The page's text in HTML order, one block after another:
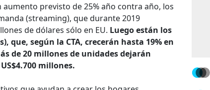
previsto de 25% año contra año, los
(streaming), que durante 2019
de dólares sólo en EU. Luego están los
que, según la CTA, crecerán hasta 19% en
de 20 millones de unidades dejarán
millones.